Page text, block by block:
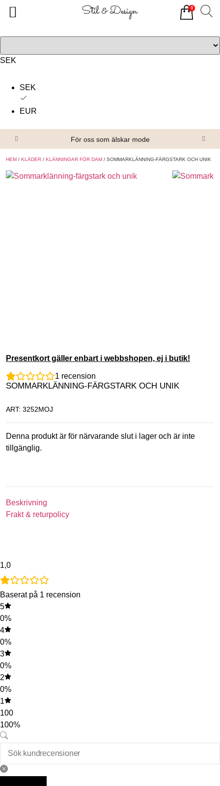
SEK
SEK
EUR
För oss som älskar mode
HEM / KLÄDER / KLÄNNINGAR FÖR DAM / SOMMARKLÄNNING-FÄRGSTARK OCH UNIK
Presentkort gäller enbart i webbshopen, ej i butik!
1 recension
SOMMARKLÄNNING-FÄRGSTARK OCH UNIK
ART: 3252MOJ
Denna produkt är för närvarande slut i lager och är inte
tillgänglig.
Beskrivning
Frakt & returpolicy
1,0
Baserat på 1 recension
5
0%
4
0%
3
0%
2
0%
1
100
100%
0
Alla produkter
Om oss